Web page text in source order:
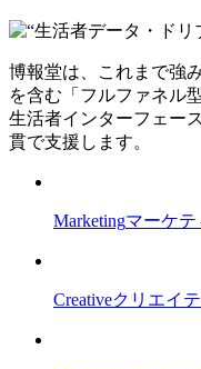
博報堂は、これまで強
を含む「フルファネル
生活者インターフェー
貫で支援します。
Marketingマーケ
Creativeクリエイ